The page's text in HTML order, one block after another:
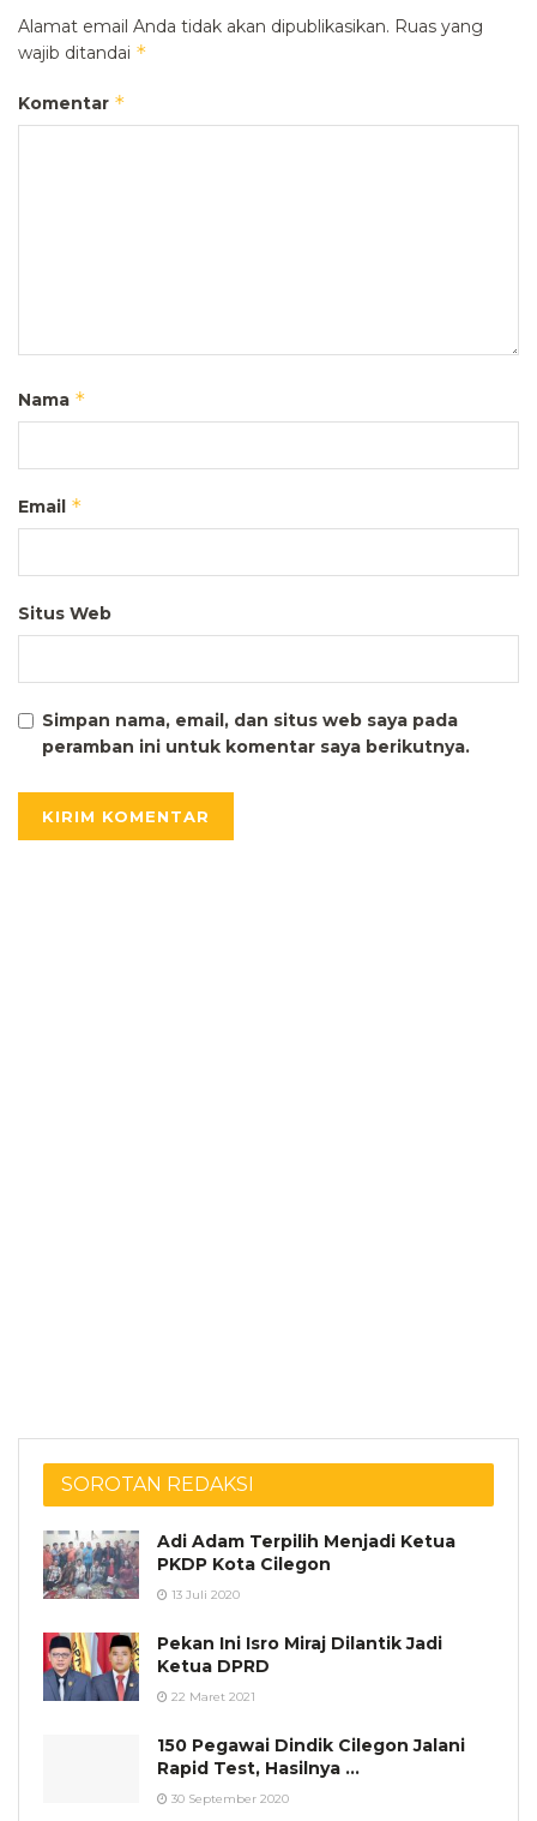
Alamat email Anda tidak akan dipublikasikan. Ruas yang
wajib ditandai *
Komentar *
Nama *
Email *
Situs Web
Simpan nama, email, dan situs web saya pada
peramban ini untuk komentar saya berikutnya.
SOROTAN REDAKSI
Adi Adam Terpilih Menjadi Ketua
PKDP Kota Cilegon
13 Juli 2020
Pekan Ini Isro Miraj Dilantik Jadi
Ketua DPRD
22 Maret 2021
150 Pegawai Dindik Cilegon Jalani
Rapid Test, Hasilnya …
30 September 2020